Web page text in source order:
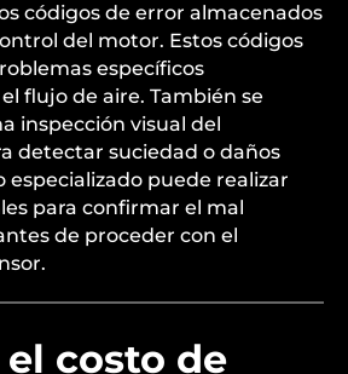
códigos de error almacenados
del motor. Estos códigos
específicos
flujo de aire. También se
inspección visual del
detectar suciedad o daños
especializado puede realizar
para confirmar el mal
de proceder con el
el costo de